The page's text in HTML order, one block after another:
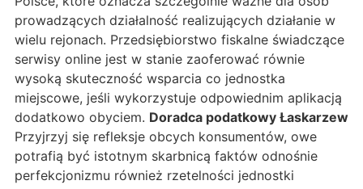
prowadzących działalność realizujących działanie w
wielu rejonach. Przedsiębiorstwo fiskalne świadczące
serwisy online jest w stanie zaoferować równie
wysoką skuteczność wsparcia co jednostka
miejscowe, jeśli wykorzystuje odpowiednim aplikacją
dodatkowo obyciem. Doradca podatkowy Łaskarzew
Przyjrzyj się refleksje obcych konsumentów, owe
potrafią być istotnym skarbnicą faktów odnośnie
perfekcjonizmu również rzetelności jednostki